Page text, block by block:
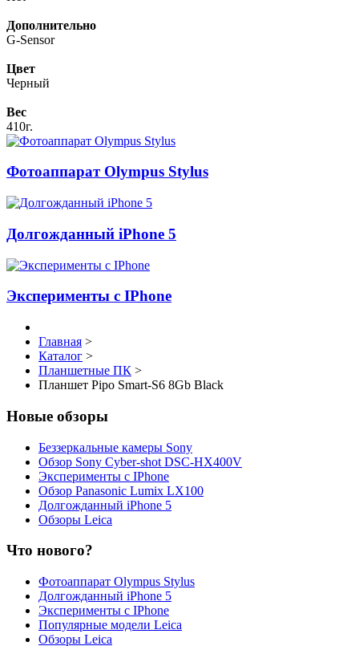
Дополнительно
G-Sensor
Цвет
Черный
Вес
410г.
Фотоаппарат Olympus Stylus
Долгожданный iPhone 5
Эксперименты с IPhone
Главная >
Каталог >
Планшетные ПК >
Планшет Pipo Smart-S6 8Gb Black
Новые обзоры
Беззеркальные камеры Sony
Обзор Sony Cyber-shot DSC-HX400V
Эксперименты с IPhone
Обзор Panasonic Lumix LX100
Долгожданный iPhone 5
Обзоры Leica
Что нового?
Фотоаппарат Olympus Stylus
Долгожданный iPhone 5
Эксперименты с IPhone
Популярные модели Leica
Обзоры Leica